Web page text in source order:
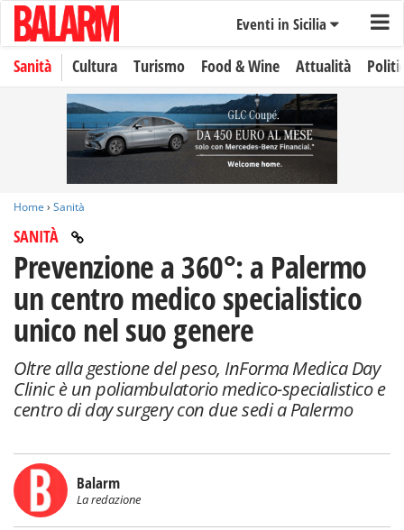
Eventi in Sicilia
Sanità Cultura Turismo Food & Wine Attualità
Home › Sanità
SANITÀ
Prevenzione a 360°: a Palermo
un centro medico specialistico
unico nel suo genere
Oltre alla gestione del peso, InForma Medica Day
Clinic è un poliambulatorio medico-specialistico e
centro di day surgery con due sedi a Palermo
Balarm
La redazione